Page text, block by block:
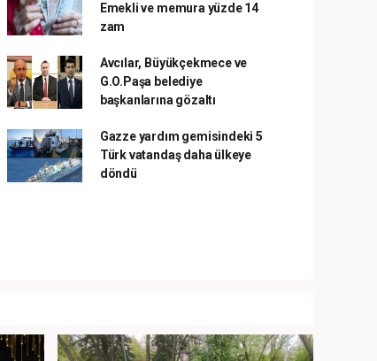
Emekli ve memura yüzde 14
zam
Avcılar, Büyükçekmece ve
G.O.Paşa belediye
başkanlarına gözaltı
Gazze yardım gemisindeki 5
Türk vatandaş daha ülkeye
döndü